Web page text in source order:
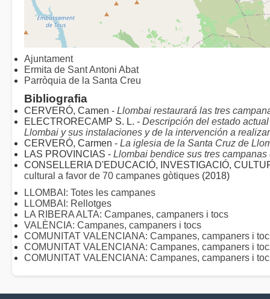
Ajuntament
Ermita de Sant Antoni Abat
Parròquia de la Santa Creu
Bibliografia
CERVERÓ, Camen - Llombai restaurará las tres
ELECTRORECAMP S. L. - Descripción del estado
Llombai y sus instalaciones y de la intervención a realizar
CERVERÓ, Carmen - La iglesia de la Santa Cruz de
LAS PROVINCIAS - Llombai bendice sus tres
CONSELLERIA D'EDUCACIÓ, INVESTIGACIÓ,
cultural a favor de 70 campanes gòtiques (2018)
LLOMBAI: Totes les campanes
LLOMBAI: Rellotges
LA RIBERA ALTA: Campanes, campaners i tocs
VALÈNCIA: Campanes, campaners i tocs
COMUNITAT VALENCIANA: Campanes, campaners i
COMUNITAT VALENCIANA: Campanes, campaners i
COMUNITAT VALENCIANA: Campanes, campaners i